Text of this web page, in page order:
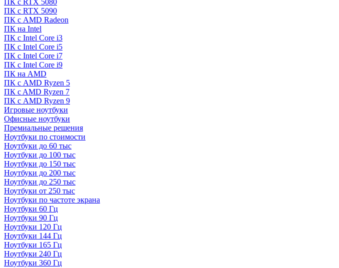
ПК с RTX 5080
ПК с RTX 5090
ПК с AMD Radeon
ПК на Intel
ПК с Intel Core i3
ПК с Intel Core i5
ПК с Intel Core i7
ПК с Intel Core i9
ПК на AMD
ПК с AMD Ryzen 5
ПК c AMD Ryzen 7
ПК с AMD Ryzen 9
Игровые ноутбуки
Офисные ноутбуки
Премиальные решения
Ноутбуки по стоимости
Ноутбуки до 60 тыс
Ноутбуки до 100 тыс
Ноутбуки до 150 тыс
Ноутбуки до 200 тыс
Ноутбуки до 250 тыс
Ноутбуки от 250 тыс
Ноутбуки по частоте экрана
Ноутбуки 60 Гц
Ноутбуки 90 Гц
Ноутбуки 120 Гц
Ноутбуки 144 Гц
Ноутбуки 165 Гц
Ноутбуки 240 Гц
Ноутбуки 360 Гц